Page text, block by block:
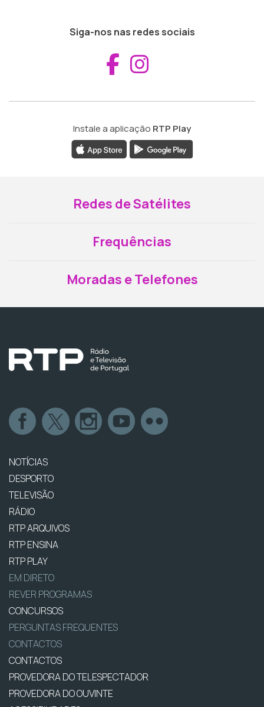
Siga-nos nas redes sociais
Aceder ao
Instale a aplicação RTP Play
Redes de Satélites
Frequências
Moradas e Telefones
NOTÍCIAS
DESPORTO
TELEVISÃO
RÁDIO
RTP ARQUIVOS
RTP ENSINA
RTP PLAY
EM DIRETO
REVER PROGRAMAS
CONCURSOS
PERGUNTAS FREQUENTES
CONTACTOS
CONTACTOS
PROVEDORA DO TELESPECTADOR
PROVEDORA DO OUVINTE